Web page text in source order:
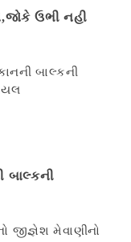
ઉભી નહી
બાલ્કની